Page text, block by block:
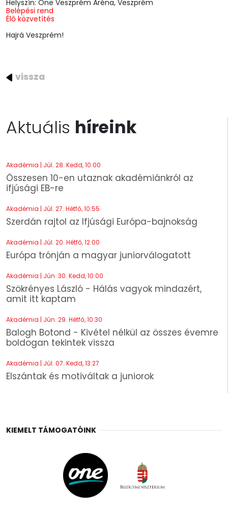
Aktuális híreink
Akadémia | Júl. 28. Kedd, 10:00
Összesen 10-en utaznak akadémiánkról az
ifjúsági EB-re
Akadémia | Júl. 27. Hétfő, 10:55
Szerdán rajtol az Ifjúsági Európa-bajnokság
Akadémia | Júl. 20. Hétfő, 12:00
Európa trónján a magyar juniorválogatott
Akadémia | Jún. 30. Kedd, 10:00
Szökrényes László - Hálás vagyok mindazért,
amit itt kaptam
Akadémia | Jún. 29. Hétfő, 10:30
Balogh Botond - Kivétel nélkül az összes évemre
boldogan tekintek vissza
Akadémia | Júl. 07. Kedd, 13:27
Elszántak és motiváltak a juniorok
Helyszín: One Veszprém Aréna, Veszprém
Belépési rend
Élő közvetítés
Hajrá Veszprém!
vissza
KIEMELT TÁMOGATÓINK